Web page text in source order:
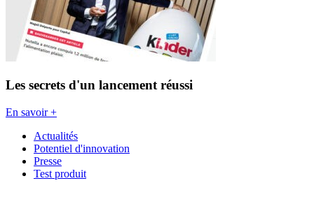
Les secrets d'un lancement réussi
En savoir +
Actualités
Potentiel d'innovation
Presse
Test produit